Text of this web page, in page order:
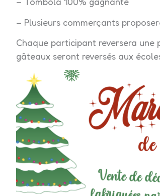
– Plusieurs commerçants
Chaque participant reversera une
gâteaux seront reversés aux